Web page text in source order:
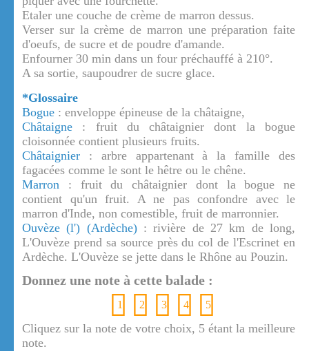
Etaler une couche de crème de marron dessus.
Verser sur la crème de marron une préparation faite
d'oeufs, de sucre et de poudre d'amande.
Enfourner 30 min dans un four préchauffé à 210°.
A sa sortie, saupoudrer de sucre glace.
*Glossaire
Bogue : enveloppe épineuse de la châtaigne,
Châtaigne : fruit du châtaignier dont la bogue
cloisonnée contient plusieurs fruits.
Châtaignier : arbre appartenant à la famille des
fagacées comme le sont le hêtre ou le chêne.
Marron : fruit du châtaignier dont la bogue ne
contient qu'un fruit. A ne pas confondre avec le
marron d'Inde, non comestible, fruit de marronnier.
Ouvèze (l') (Ardèche): rivière de 27 km de long,
L'Ouvèze prend sa source près du col de l'Escrinet en
Ardèche. L'Ouvèze se jette dans le Rhône au Pouzin.
Donnez une note à cette balade :
1 2 3 4 5
Cliquez sur la note de votre choix, 5 étant la meilleure
note.